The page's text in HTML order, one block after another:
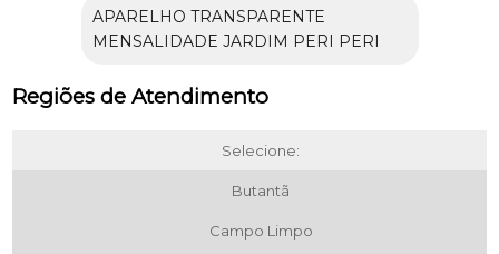
APARELHO TRANSPARENTE
MENSALIDADE JARDIM PERI PERI
Regiões de Atendimento
Selecione:
Butantã
Campo Limpo